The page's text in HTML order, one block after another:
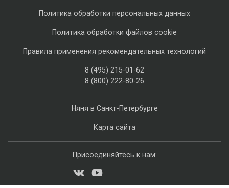
Няня в Санкт-Петербурге
Карта сайта
Политика обработки персональных данных
Политика обработки файлов cookie
Правила применения рекомендательных технологий
8 (495) 215-01-62
8 (800) 222-80-26
Присоединяйтесь к нам: